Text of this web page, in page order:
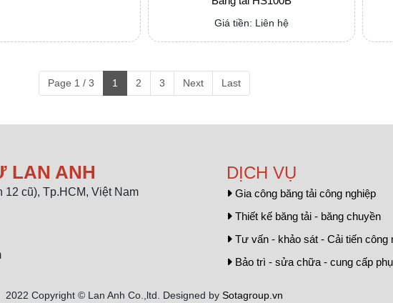
Giá tiền: Liên hệ
Page 1 / 3 1 2 3 Next Last
LAN ANH
cũ), Tp.HCM, Việt Nam
DỊCH VỤ
Gia công băng tải công nghiệp
Thiết kế băng tải - băng chuyền
Tư vấn - khảo sát - Cải tiến công
Bảo trì - sửa chữa - cung cấp
2022 Copyright © Lan Anh Co.,ltd. Designed by Sotagroup.vn